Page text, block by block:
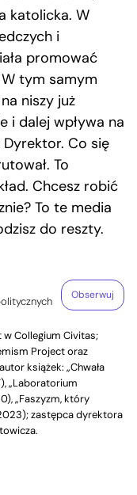
katolicka. W
i
promować
tym samym
niszy już
i dalej wpływa na
Co się
To
Chcesz robić
To te media
do reszty.
Obserwuj
Collegium Civitas;
Project oraz
książek: „Chwała
„Laboratorium
„Faszyzm, który
zastępca dyrektora